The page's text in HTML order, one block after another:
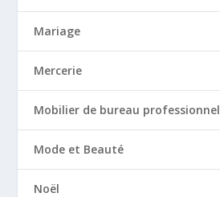
Mariage
Mercerie
Mobilier de bureau professionnel
Mode et Beauté
Noël